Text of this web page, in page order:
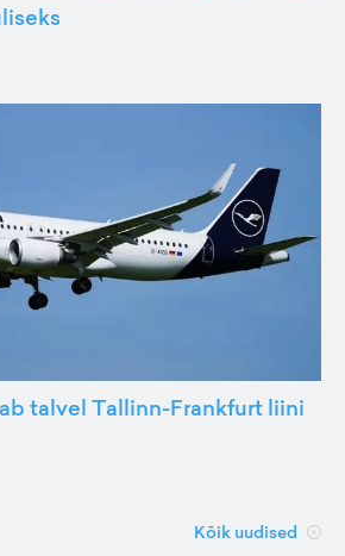
talvel Tallinn-Frankfurt liini
Kõik uudised